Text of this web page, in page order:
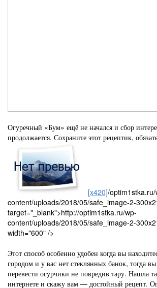
Огуречный «Бум» ещё не начался и сбор
продолжается. Сохраните этот рецептик,
[x420]/optim1stka.ru/
content/uploads/2018/05/safe_image-2-
target="_blank">http://optim1stka.ru/wp-
content/uploads/2018/05/safe_image-2-
width="600" />
Этот способ особенно удобен когда вы
городом и у вас нет стеклянных банок, тогда
перевести огурчики не повредив тару. Нашла
интернете и скажу вам — достойный рецепт.